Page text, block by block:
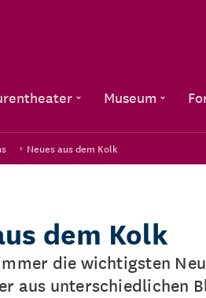
Museum
Neues aus dem Kolk
dem Kolk
die wichtigsten
aus unterschiedlichen